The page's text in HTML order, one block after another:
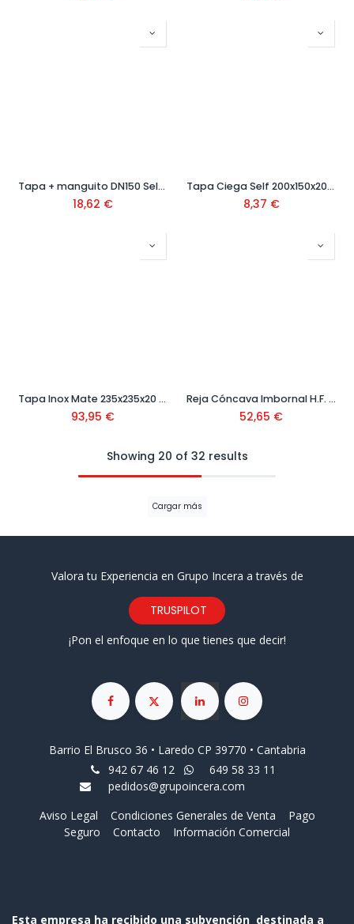
Tapa + manguito DN150 Self 200x225x165 mm Ref: 3698
18,62 €
Tapa Ciega Self 200x150x20 mm Ref: 303697
8,37 €
Tapa Inox Mate 235x235x20 mm Ref: 2020MP
93,95 €
Reja Cóncava Imbornal H.F. 474x235mm
52,65 €
Showing 20 of 32 results
Cargar más
Valora tu Experiencia en Grupo Incera a través de
TRUSPILOT
¡Pon el enfoque en lo que tienes que decir!
Barrio El Brusco 36 • Laredo CP 39770 • Cantabria
942 67 46 12
649 58 33 11
pedidos@grupoincera.com
Aviso Legal
Condiciones Generales de Venta
Pago
Seguro
Contacto Información Comercial
Esta empresa ha recibido una subvención destinada a